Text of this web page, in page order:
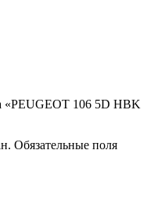
«PEUGEOT 106 5D HBK
Обязательные поля